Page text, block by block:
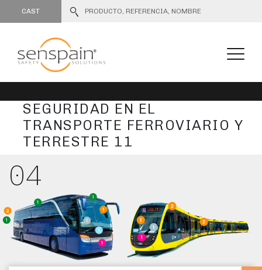
CAST
SEGURIDAD EN EL
TRANSPORTE FERROVIARIO Y
TERRESTRE 11
04